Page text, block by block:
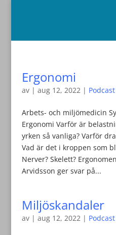
Ergonomi
av | aug 12, 2022| Podcast
Arbets- och miljömedicin
Ergonomi Varför är
yrken så vanliga? Varför
Vad är det i kroppen som
Nerver? Skelett?
Arvidsson ger svar på...
Miljöskandaler
av | aug 12, 2022| Podcast